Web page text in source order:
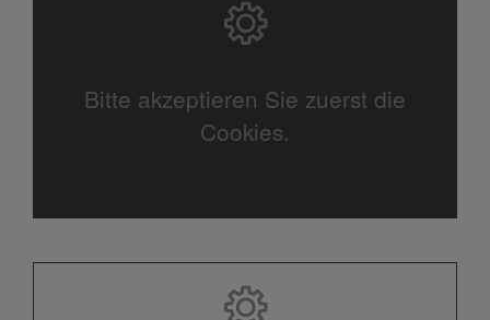
Bitte akzeptieren Sie zuerst die
Cookies.